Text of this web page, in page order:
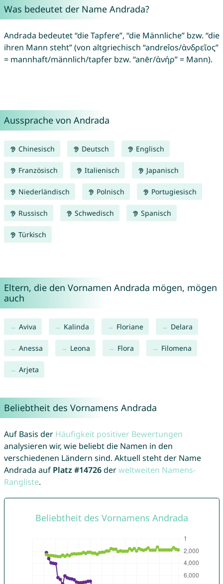
Was bedeutet der Name Andrada?
Andrada bedeutet “die Tapfere”, “die Männliche” bzw. “die
ihren Mann steht” (von altgriechisch “andreîos/ἀνδρεῖος”
= mannhaft/männlich/tapfer bzw. “anēr/ἀνήρ” = Mann).
Aussprache von Andrada
Chinesisch Deutsch Englisch
Französisch Italienisch Japanisch
Niederländisch Polnisch Portugiesisch
Russisch Schwedisch Spanisch
Türkisch
Eltern, die den Vornamen Andrada mögen, mögen
auch
Aviva Kalinda Floriane Delara
Anessa Leona Flora Filomena
Arjeta
Beliebtheit des Vornamens Andrada
Auf Basis der Häufigkeit positiver Bewertungen
analysieren wir, wie beliebt die Namen in den
verschiedenen Ländern sind. Aktuell steht der Name
Andrada auf Platz #14726derweltweiten Namens-
Rangliste.